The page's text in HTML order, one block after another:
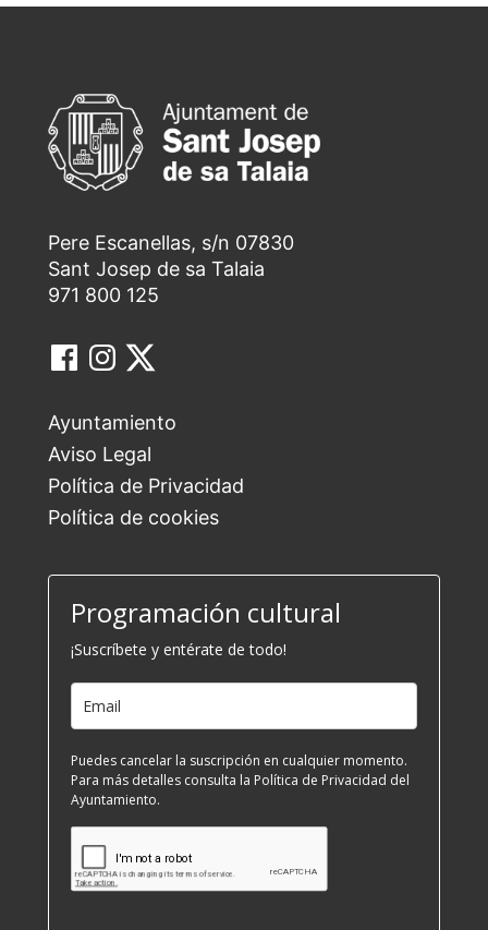
Pere Escanellas, s/n 07830
Sant Josep de sa Talaia
971 800 125
Ayuntamiento
Aviso Legal
Política de Privacidad
Política de cookies
Programación cultural
¡Suscríbete y entérate de todo!
Puedes cancelar la suscripción en cualquier momento.
Para más detalles consulta la Política de Privacidad del
Ayuntamiento.